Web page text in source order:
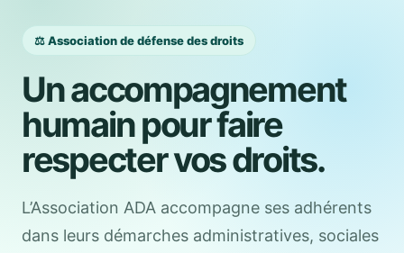
⚖️ Association de défense des droits
Un accompagnement
humain pour faire
respecter vos droits.
L’Association ADA accompagne ses adhérents
dans leurs démarches administratives, sociales